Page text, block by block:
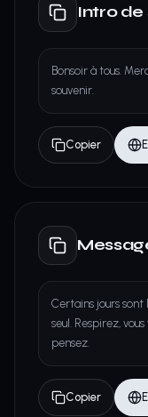
Intro de
Bonsoir à tous.
souvenir.
Copier
Certains jours sont
seul. Respirez,
pensez.
Copier